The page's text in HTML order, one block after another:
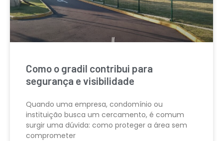
Como o gradil contribui para
segurança e visibilidade
Quando uma empresa, condomínio ou
instituição busca um cercamento, é comum
surgir uma dúvida: como proteger a área sem
comprometer